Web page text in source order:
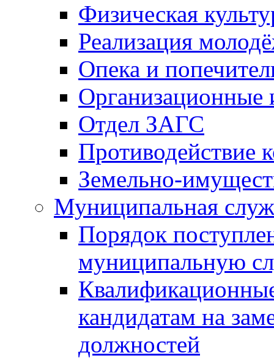
Физическая
Реализация
Опека и
Отдел ЗАГС
Противодействие
Земельно-
Муниципальная
Порядок
муниципальную
кандидатам на
должностей